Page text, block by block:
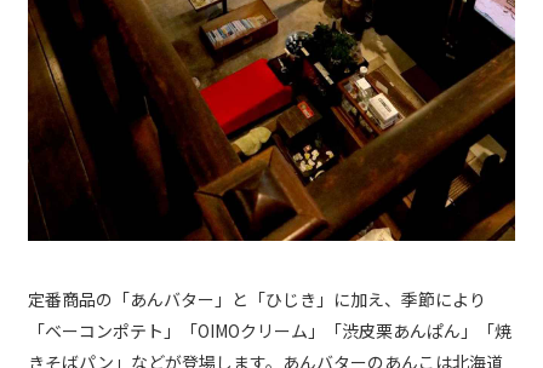
定番商品の「あんバター」と「ひじき」に加え、季節により
「ベーコンポテト」「OIMOクリーム」「渋皮栗あんぱん」「焼
きそばパン」などが登場します。あんバターのあんこは北海道